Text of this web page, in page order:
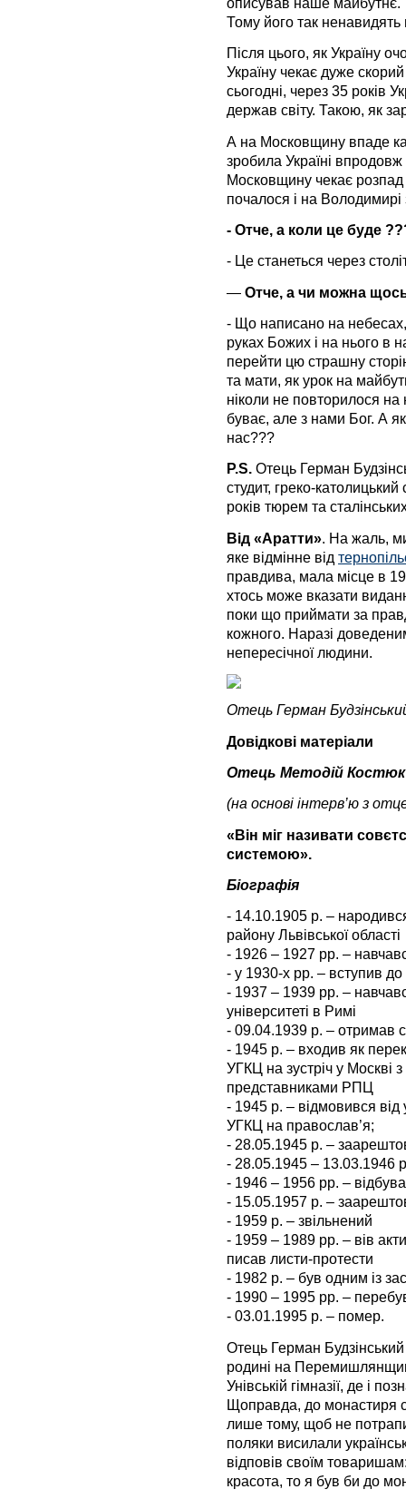
Тому його так ненавидять
Після цього, як Україну
Україну чекає дуже
сьогодні, через 35 років
держав світу. Такою, як
А на Московщину впаде
зробила Україні
Московщину чекає
почалося і на
- Отче, а коли це буде
- Це станеться через
— Отче, а чи можна
- Що написано на
руках Божих і на нього в
перейти цю страшну
та мати, як урок на
ніколи не повторилося
буває, але з нами Бог. А
нас???
P.S. Отець Герман
студит, греко-
років тюрем та
Від «Аратти». На жаль,
яке відмінне від
правдива, мала місце в
хтось може вказати
поки що приймати за
кожного. Наразі
непересічної людини.
Отець Герман
Довідкові матеріали
Отець Методій Костюк
(на основі інтерв’ю з
«Він міг називати
системою».
Біографія
- 14.10.1905 р. –
району Львівської області
- 1926 – 1927 рр. –
- у 1930-х рр. – вступив
- 1937 – 1939 рр. –
університеті в Римі
- 09.04.1939 р. – отримав
- 1945 р. – входив як
УГКЦ на зустріч у Москві
представниками РПЦ
- 1945 р. – відмовився від
УГКЦ на православ’я;
- 28.05.1945 р. –
- 28.05.1945 – 13.03.1946
- 1946 – 1956 рр. –
- 15.05.1957 р. –
- 1959 р. – звільнений
- 1959 – 1989 рр. – вів
писав листи-протести
- 1982 р. – був одним із
- 1990 – 1995 рр. –
- 03.01.1995 р. – помер.
Отець Герман
родині на
Унівській гімназії, де і
Щоправда, до монастиря
лише тому, щоб не
поляки висилали
відповів своїм
красота, то я був би до